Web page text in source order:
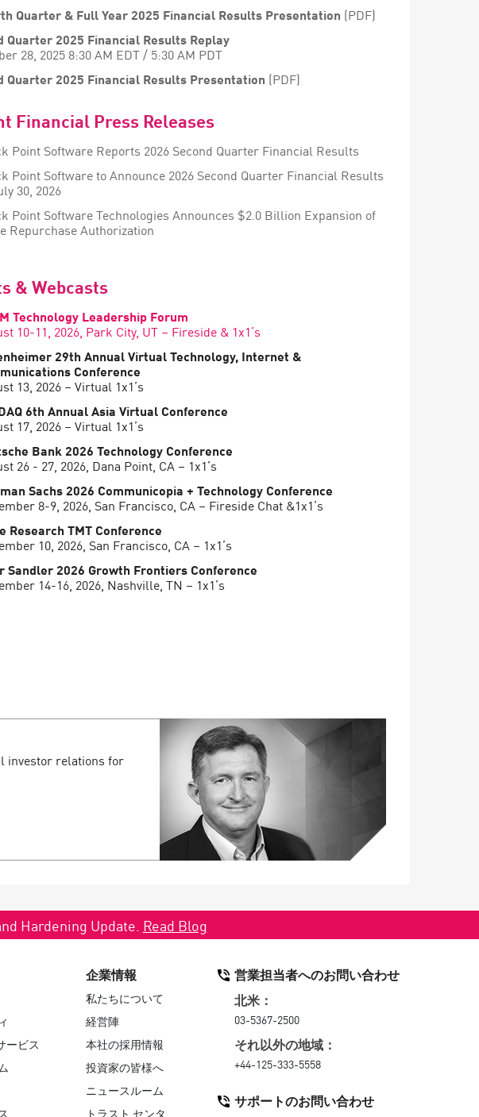
Quarter & Full Year 2025 Financial Results Presentation (PDF)
Quarter 2025 Financial Results Replay
28, 2025 8:30 AM EDT / 5:30 AM PDT
Quarter 2025 Financial Results Presentation (PDF)
Financial Press Releases
Point Software Reports 2026 Second Quarter Financial Results
Point Software to Announce 2026 Second Quarter Financial Results
30, 2026
Point Software Technologies Announces $2.0 Billion Expansion of
Repurchase Authorization
& Webcasts
Technology Leadership Forum
10-11, 2026, Park City, UT – Fireside & 1x1’s
29th Annual Virtual Technology, Internet &
Conference
13, 2026 – Virtual 1x1’s
6th Annual Asia Virtual Conference
17, 2026 – Virtual 1x1’s
Bank 2026 Technology Conference
26 - 27, 2026, Dana Point, CA – 1x1’s
Sachs 2026 Communicopia + Technology Conference
8-9, 2026, San Francisco, CA – Fireside Chat &1x1’s
Research TMT Conference
10, 2026, San Francisco, CA – 1x1’s
Sandler 2026 Growth Frontiers Conference
14-16, 2026, Nashville, TN – 1x1’s
investor relations for
Hardening Update. Read Blog
ービス
企業情報
私たちについて
経営陣
本社の採用情報
投資家の皆様へ
ニュースルーム
トラスト センタ
営業担当者へのお問い合わせ
北米：
03-5367-2500
それ以外の地域：
+44-125-333-5558
サポートのお問い合わせ